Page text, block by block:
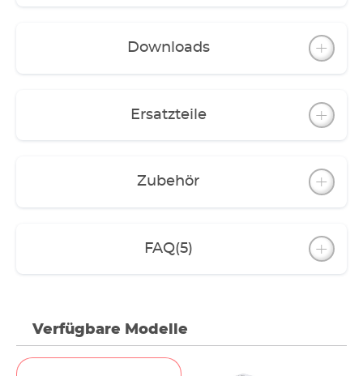
- classic 250 mit Filterkorb, je 1 Filterschwamm,
- classic 1500XL mit praktischem Ablasshahn;
Pumpeinheit lässt sich auch getrennt vom
Behälter einsetzen
Die Filter können mit Filterschwämmen und -
vliesen betrieben werden. Es empfiehlt sich
Komplett-Sets für jedes Modell (außer für classic
Downloads
Ersatzteile
Zubehör
FAQ(5)
Verfügbare Modelle